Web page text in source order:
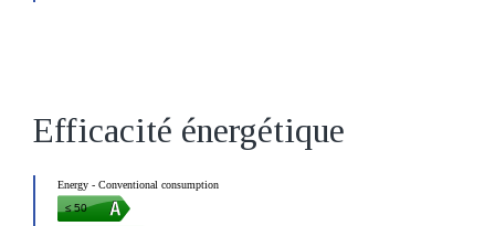
Efficacité énergétique